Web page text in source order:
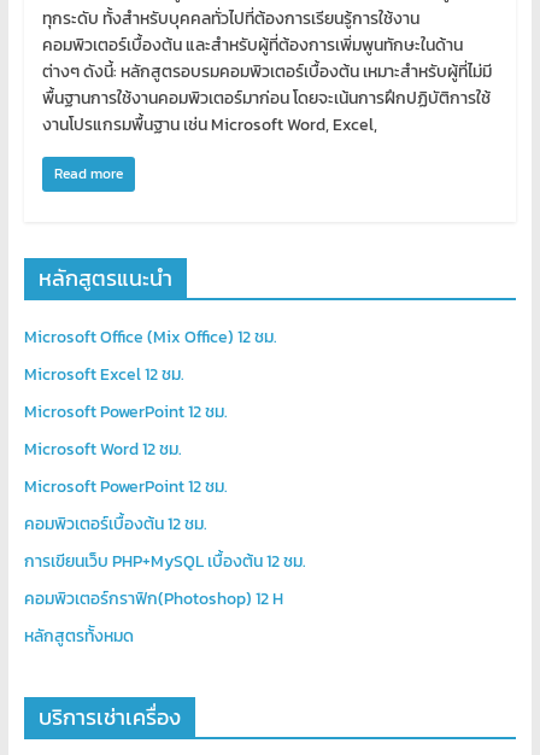
ถูก
รับ
เขียน
โปรแกรม
ตาม
สั่ง
สอน
ทุกระดับ ทั้งสำหรับบุคคลทั่วไปที่ต้องการเรียนรู้การใช้งาน
คอมพิวเตอร์เบื้องต้น และสำหรับผู้ที่ต้องการเพิ่มพูนทักษะในด้าน
ต่างๆ ดังนี้: หลักสูตรอบรมคอมพิวเตอร์เบื้องต้น เหมาะสำหรับผู้ที่ไม่มี
พื้นฐานการใช้งานคอมพิวเตอร์มาก่อน โดยจะเน้นการฝึกปฏิบัติการใช้
งานโปรแกรมพื้นฐาน เช่น Microsoft Word, Excel,
Read more
หลักสูตรแนะนำ
Microsoft Office (Mix Office) 12 ชม.
Microsoft Excel 12 ชม.
Microsoft PowerPoint 12 ชม.
Microsoft Word 12 ชม.
Microsoft PowerPoint 12 ชม.
คอมพิวเตอร์เบื้องต้น 12 ชม.
การเขียนเว็บ PHP+MySQL เบื้องต้น 12 ชม.
คอมพิวเตอร์กราฟิก(Photoshop) 12 H
หลักสูตรท้ังหมด
บริการเช่าเครื่อง